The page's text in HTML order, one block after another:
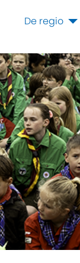
De regio